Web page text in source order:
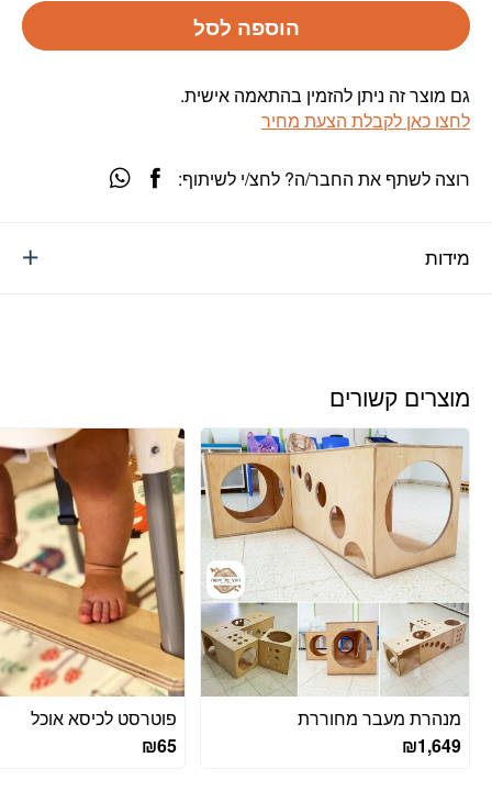
הוספה לסל
גם מוצר זה ניתן להזמין בהתאמה אישית.
לחצו כאן לקבלת הצעת מחיר
מידות
רוצה לשתף את החבר/ה? לחצ/י לשיתוף:
מוצרים קשורים
מנהרת מעבר מחוררת
₪1,649
פוטרסט לכיסא אוכל
₪65